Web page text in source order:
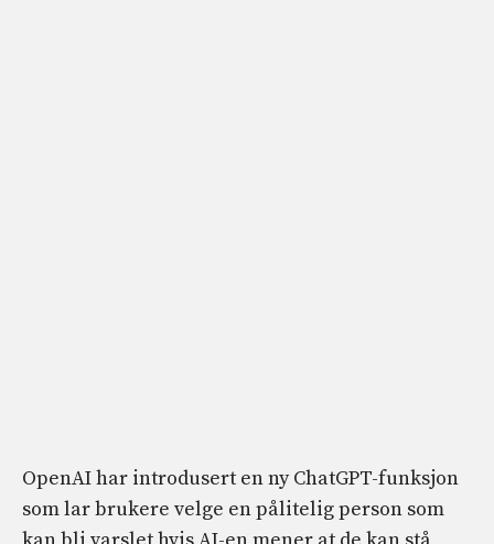
OpenAI har introdusert en ny ChatGPT-funksjon
som lar brukere velge en pålitelig person som